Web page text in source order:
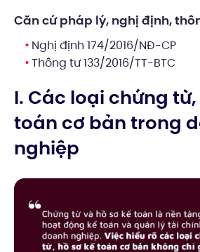
Căn cứ pháp lý, nghị định,
Nghị định 174/2016/NĐ-CP
Thông tư 133/2016/TT-BTC
I. Các loại chứng
toán cơ bản trong
nghiệp